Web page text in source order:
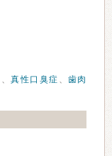
、真性口臭症 、 歯肉